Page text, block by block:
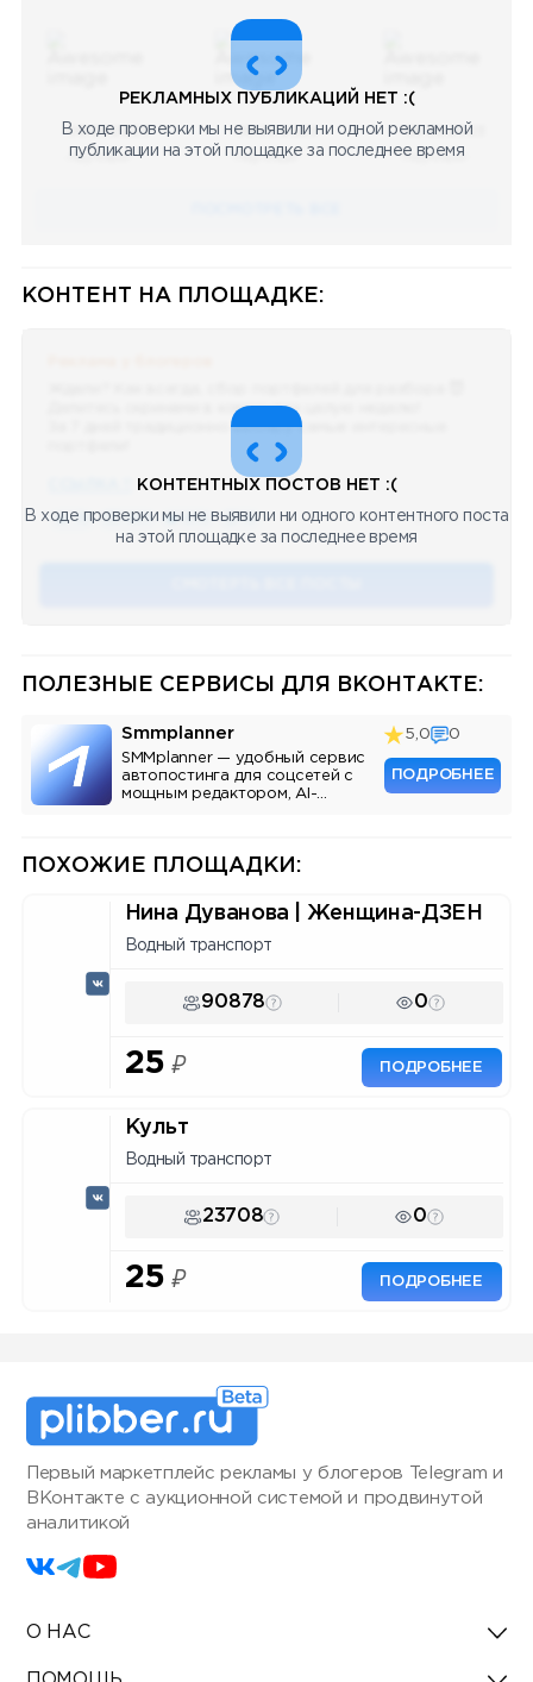
08.05.2023
Научный
08.05.2023
Научный
08.05.2023
Научный
РЕКЛАМНЫХ ПУБЛИКАЦИЙ НЕТ :(
В ходе проверки мы не выявили ни одной рекламной
публикации на этой площадке за последнее время
КОНТЕНТ НА ПЛОЩАДКЕ:
Делитесь скринами в комментах целую неделю!
За 7 дней традиционно выберу самые интересные
🔥 75 👍🏻 487 ❤️ 875 🥴 19 12.4k 12:45
КОНТЕНТНЫХ ПОСТОВ НЕТ :(
В ходе проверки мы не выявили ни одного контентного поста
на этой площадке за последнее время
ПОЛЕЗНЫЕ СЕРВИСЫ ДЛЯ ВКОНТАКТЕ:
Smmplanner
SMMplanner — удобный сервис
автопостинга для соцсетей с
мощным редактором, AI-
5,0 0
ПОДРОБНЕЕ
ПОХОЖИЕ ПЛОЩАДКИ:
Нина Дуванова | Женщина-ДЗЕН
Водный транспорт
90878 0
25 ₽ ПОДРОБНЕЕ
Культ
Водный транспорт
23708 0
25 ₽ ПОДРОБНЕЕ
Первый маркетплейс рекламы у блогеров Telegram и
ВКонтакте с аукционной системой и продвинутой
аналитикой
О НАС